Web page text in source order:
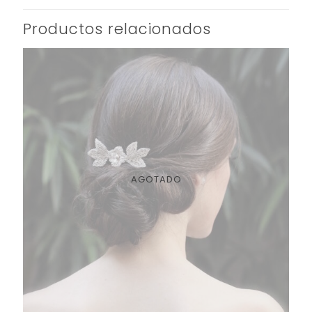
Productos relacionados
AGOTADO